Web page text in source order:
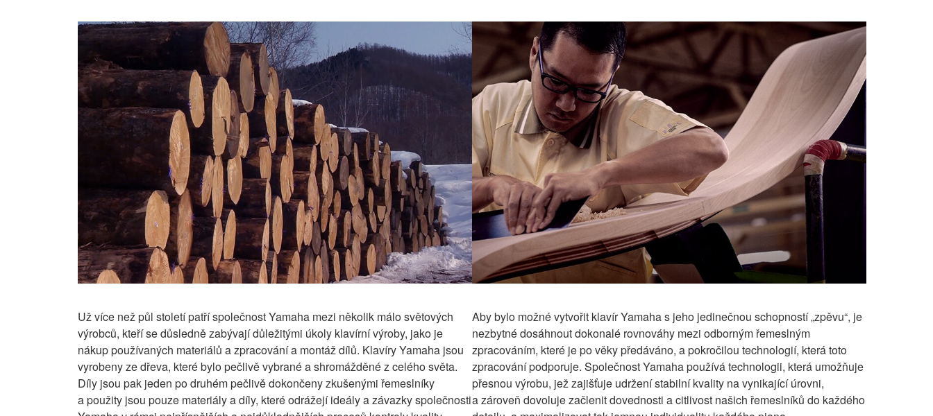
Už více než půl století patří společnost Yamaha mezi několik málo světových
výrobců, kteří se důsledně zabývají důležitými úkoly klavírní výroby, jako je
nákup používaných materiálů a zpracování a montáž dílů. Klavíry Yamaha jsou
vyrobeny ze dřeva, které bylo pečlivě vybrané a shromážděné z celého světa.
Díly jsou pak jeden po druhém pečlivě dokončeny zkušenými řemeslníky
a použity jsou pouze materiály a díly, které odrážejí ideály a závazky společnosti
Aby bylo možné vytvořit klavír Yamaha s jeho jedinečnou schopností „zpěvu“, je
nezbytné dosáhnout dokonalé rovnováhy mezi odborným řemeslným
zpracováním, které je po věky předáváno, a pokročilou technologií, která toto
zpracování podporuje. Společnost Yamaha používá technologii, která umožňuje
přesnou výrobu, jež zajišťuje udržení stabilní kvality na vynikající úrovni,
a zároveň dovoluje začlenit dovednosti a citlivost našich řemeslníků do každého